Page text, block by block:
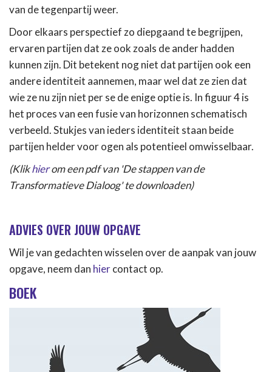
van de tegenpartij weer.
Door elkaars perspectief zo diepgaand te begrijpen,
ervaren partijen dat ze ook zoals de ander hadden
kunnen zijn. Dit betekent nog niet dat partijen ook een
andere identiteit aannemen, maar wel dat ze zien dat
wie ze nu zijn niet per se de enige optie is. In figuur 4 is
het proces van een fusie van horizonnen schematisch
verbeeld. Stukjes van ieders identiteit staan beide
partijen helder voor ogen als potentieel omwisselbaar.
(Klikhierom een pdf van 'De stappen van de
Transformatieve Dialoog' te downloaden)
ADVIES OVER JOUW OPGAVE
Wil je van gedachten wisselen over de aanpak van jouw
opgave, neem dan hiercontact op.
BOEK